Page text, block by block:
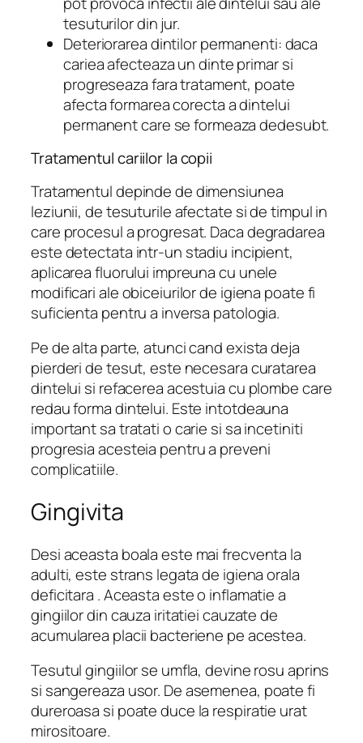
tesuturilor din jur.
Deteriorarea dintilor permanenti: daca
cariea afecteaza un dinte primar si
progreseaza fara tratament, poate
afecta formarea corecta a dintelui
permanent care se formeaza dedesubt.
Tratamentul cariilor la copii
Tratamentul depinde de dimensiunea
leziunii, de tesuturile afectate si de timpul in
care procesul a progresat. Daca degradarea
este detectata intr-un stadiu incipient,
aplicarea fluorului impreuna cu unele
modificari ale obiceiurilor de igiena poate fi
suficienta pentru a inversa patologia.
Pe de alta parte, atunci cand exista deja
pierderi de tesut, este necesara curatarea
dintelui si refacerea acestuia cu plombe care
redau forma dintelui. Este intotdeauna
important sa tratati o carie si sa incetiniti
progresia acesteia pentru a preveni
complicatiile.
Gingivita
Desi aceasta boala este mai frecventa la
adulti, este strans legata de igiena orala
deficitara . Aceasta este o inflamatie a
gingiilor din cauza iritatiei cauzate de
acumularea placii bacteriene pe acestea.
Tesutul gingiilor se umfla, devine rosu aprins
si sangereaza usor. De asemenea, poate fi
dureroasa si poate duce la respiratie urat
mirositoare.